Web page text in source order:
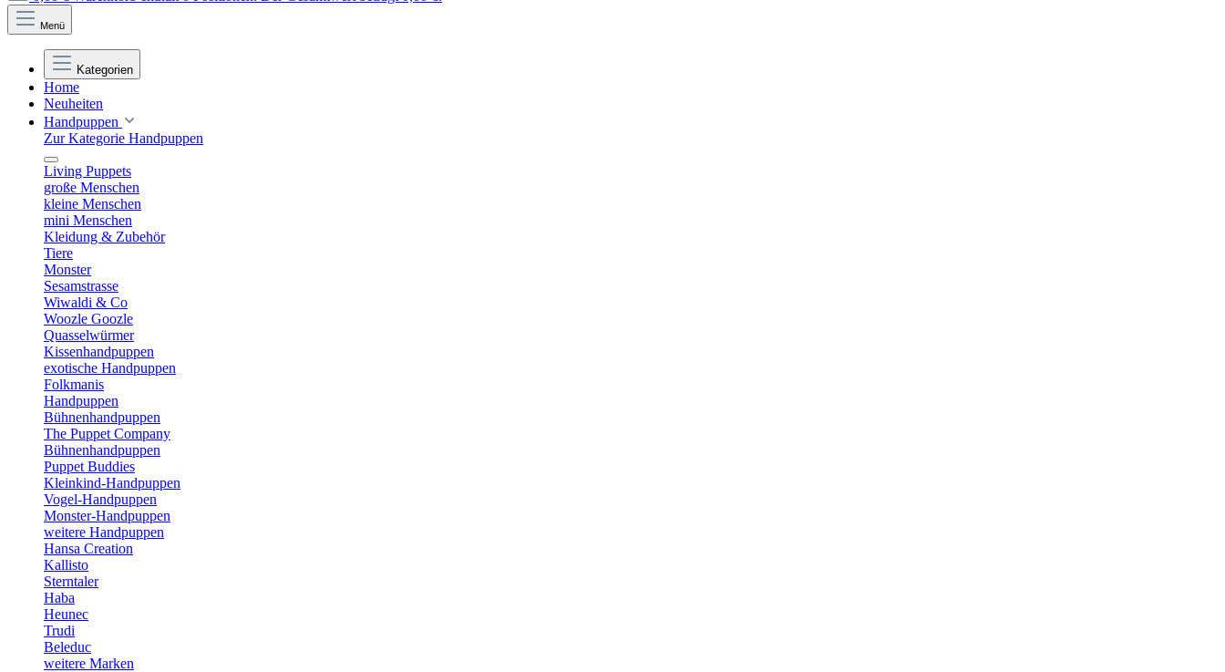
Menü
Kategorien
Home
Neuheiten
Handpuppen
Zur Kategorie Handpuppen
Living Puppets
große Menschen
kleine Menschen
mini Menschen
Kleidung & Zubehör
Tiere
Monster
Sesamstrasse
Wiwaldi & Co
Woozle Goozle
Quasselwürmer
Kissenhandpuppen
exotische Handpuppen
Folkmanis
Handpuppen
Bühnenhandpuppen
The Puppet Company
Bühnenhandpuppen
Puppet Buddies
Kleinkind-Handpuppen
Vogel-Handpuppen
Monster-Handpuppen
weitere Handpuppen
Hansa Creation
Kallisto
Sterntaler
Haba
Heunec
Trudi
Beleduc
weitere Marken